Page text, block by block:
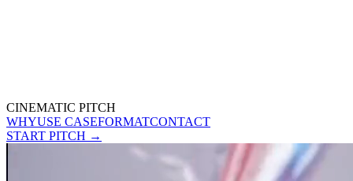
CINEMATIC PITCH
WHYUSE CASEFORMATCONTACT
START PITCH →